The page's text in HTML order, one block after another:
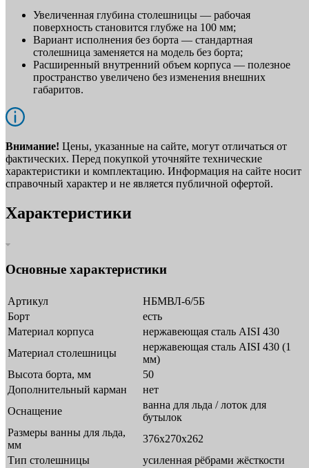
Увеличенная глубина столешницы — рабочая
поверхность становится глубже на 100 мм;
Вариант исполнения без борта — стандартная
столешница заменяется на модель без борта;
Расширенный внутренний объем корпуса — полезное
пространство увеличено без изменения внешних
габаритов.
Внимание! Цены, указанные на сайте, могут отличаться от
фактических. Перед покупкой уточняйте технические
характеристики и комплектацию. Информация на сайте носит
справочный характер и не является публичной офертой.
Характеристики
Основные характеристики
Артикул
НБМВЛ-6/5Б
Борт
есть
Материал корпуса
нержавеющая сталь AISI 430
Материал столешницы
нержавеющая сталь AISI 430 (1
мм)
Высота борта, мм
50
Дополнительный карман
нет
Оснащение
ванна для льда / лоток для
бутылок
Размеры ванны для льда,
мм
376х270х262
Тип столешницы
усиленная рёбрами жёсткости